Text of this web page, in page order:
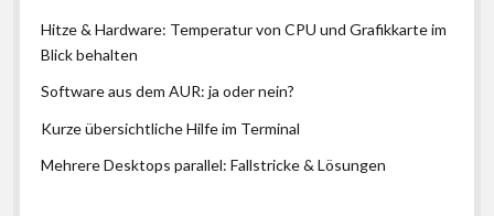
Hitze & Hardware: Temperatur von CPU und Grafikkarte im
Blick behalten
Software aus dem AUR: ja oder nein?
Kurze übersichtliche Hilfe im Terminal
Mehrere Desktops parallel: Fallstricke & Lösungen